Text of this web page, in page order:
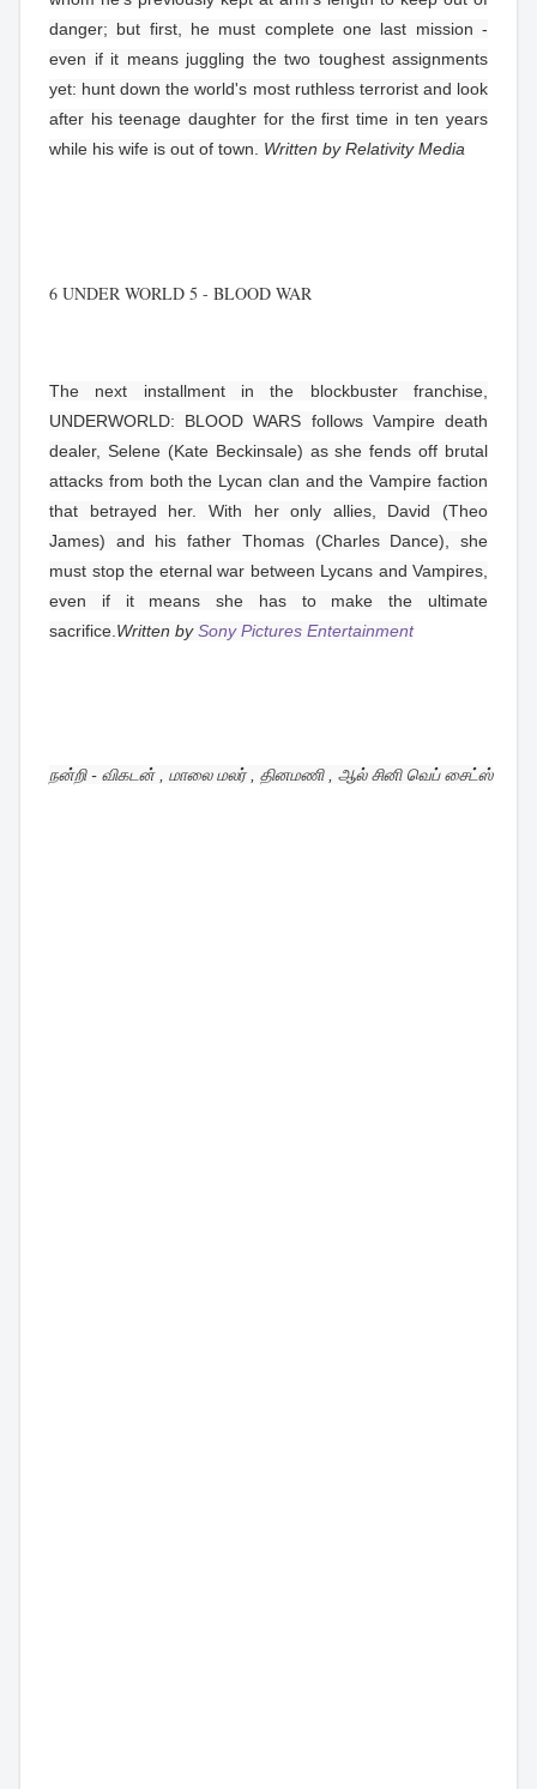
danger; but first, he must complete one last mission -
even if it means juggling the two toughest assignments
yet: hunt down the world's most ruthless terrorist and look
after his teenage daughter for the first time in ten years
while his wife is out of town. Written by Relativity Media
6 UNDER WORLD 5 - BLOOD WAR
The next installment in the blockbuster franchise,
UNDERWORLD: BLOOD WARS follows Vampire death
dealer, Selene (Kate Beckinsale) as she fends off brutal
attacks from both the Lycan clan and the Vampire faction
that betrayed her. With her only allies, David (Theo
James) and his father Thomas (Charles Dance), she
must stop the eternal war between Lycans and Vampires,
even if it means she has to make the ultimate
sacrifice. Written bySony Pictures Entertainment
நன்றி - விகடன் , மாலை மலர் , தினமணி , ஆல் சினி வெப் சைட்ஸ்